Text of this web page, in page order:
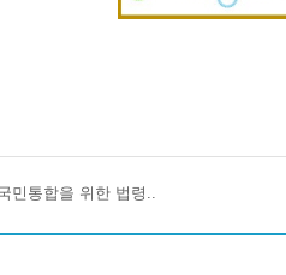
민통합을 위한 법령..